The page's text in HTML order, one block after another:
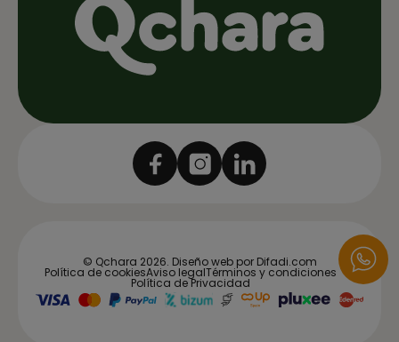
© Qchara 2026. Diseño web por Difadi.com
Política de cookiesAviso legalTérminos y condiciones
Política de Privacidad